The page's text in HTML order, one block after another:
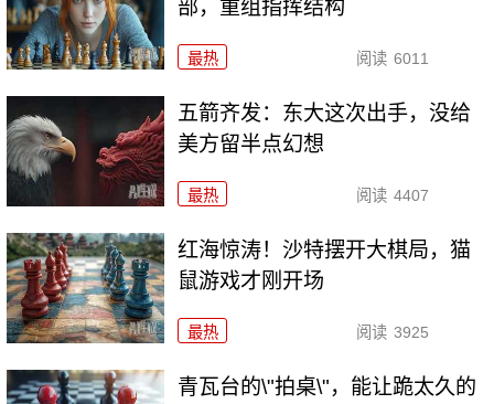
部，重组指挥结构
最热 阅读 6011
五箭齐发：东大这次出手，没给
美方留半点幻想
最热 阅读 4407
红海惊涛！沙特摆开大棋局，猫
鼠游戏才刚开场
最热 阅读 3925
青瓦台的\"拍桌\"，能让跪太久的